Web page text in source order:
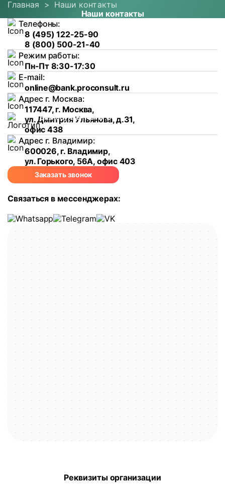
БизнесуАгентам и
партнерам
О
компании
Главная > Наши контакты
Наши контакты
Наши
контакты
Телефоны:
8 (495) 122-25-90
8 (800) 500-21-40
Режим работы:
Пн-Пт 8:30-17:30
E-mail:
online@bank.proconsult.ru
Адрес г. Москва:
117447, г. Москва,
ул. Дмитрия Ульянова, д.31,
офис 438
Адрес г. Владимир:
600026, г. Владимир,
ул. Горького, 56А, офис 403
Заказать звонок
Связаться в мессенджерах:
Реквизиты организации